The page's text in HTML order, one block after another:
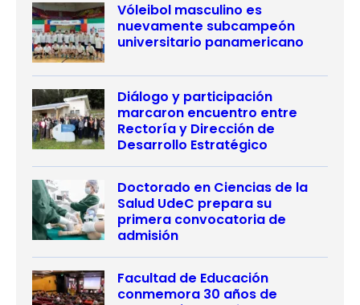
Vóleibol masculino es
nuevamente subcampeón
universitario panamericano
Diálogo y participación
marcaron encuentro entre
Rectoría y Dirección de
Desarrollo Estratégico
Doctorado en Ciencias de la
Salud UdeC prepara su
primera convocatoria de
admisión
Facultad de Educación
conmemora 30 años de